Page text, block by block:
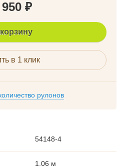
₽
в 1 клик
рулонов
54148-4
1.06 м